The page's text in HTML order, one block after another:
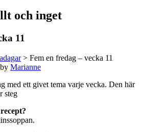
och inget
11
> Fem en fredag – vecka 11
by Marianne
med ett givet tema varje vecka. Den här
steg